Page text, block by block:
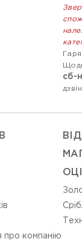
сб-
про компанію